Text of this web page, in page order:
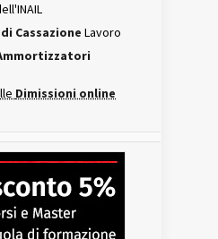
Cassazione Lavoro
Dimissioni online